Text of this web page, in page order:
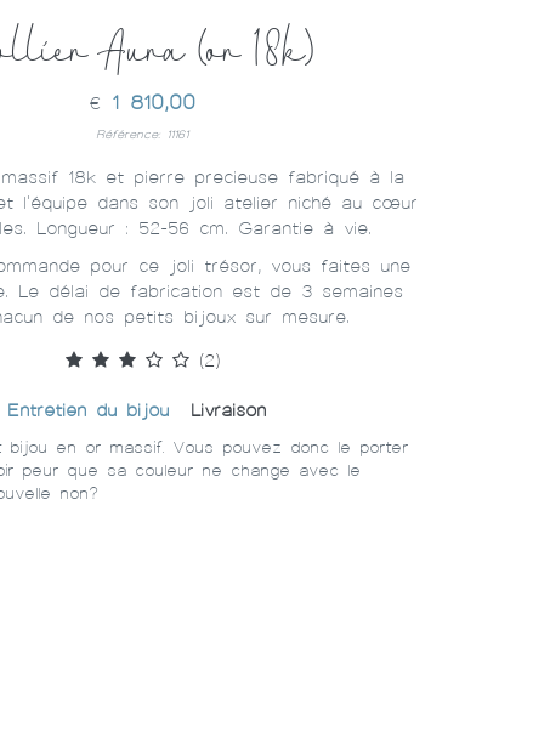
Aura (or 18k)
€ 1 810,00
Référence: 11161
18k et pierre precieuse fabriqué à la
l'équipe dans son joli atelier niché au cœur
Longueur : 52-56 cm. Garantie à vie.
pour ce joli trésor, vous faites une
Le délai de fabrication est de 3 semaines
de nos petits bijoux sur mesure.
(2)
Entretien du bijou Livraison
bijou en or massif. Vous pouvez donc le porter
peur que sa couleur ne change avec le
non?